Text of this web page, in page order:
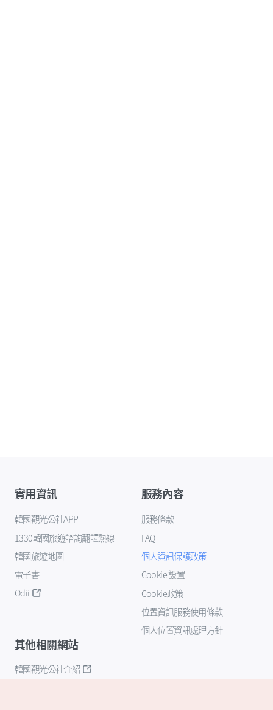
實用資訊
韓國觀光公社APP
1330韓國旅遊諮詢翻譯熱線
韓國旅遊地圖
電子書
Odii
服務內容
服務條款
FAQ
個人資訊保護政策
Cookie 設置
Cookie政策
位置資訊服務使用條款
個人位置資訊處理方針
其他相關網站
韓國觀光公社介紹